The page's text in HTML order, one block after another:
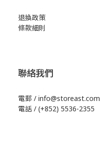
退換政策
條款細則
聯絡我們
電郵 / info@storeast.com
電話 / (+852) 5536-2355